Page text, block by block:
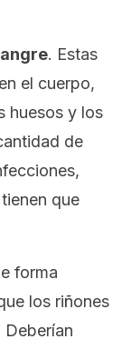
. Estas
el cuerpo,
huesos y los
de
que
forma
los riñones